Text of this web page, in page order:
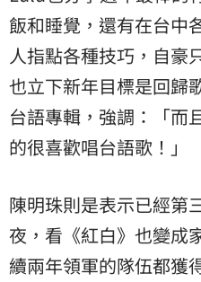
飯和睡覺，還有在台中
人指點各種技巧，自豪
也立下新年目標是回歸
台語專輯，強調：「而
的很喜歡唱台語歌！」
陳明珠則是表示已經第
夜，看《紅白》也變成
續兩年領軍的隊伍都獲